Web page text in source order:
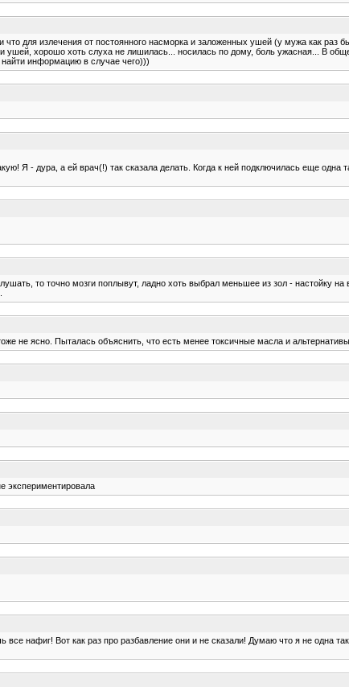
для излечения от постоянного насморка и заложенных ушей (у мужа как раз
ушей, хорошо хоть слуха не лишилась... носилась по дому, боль ужасная... В
найти информацию в случае чего)))
Я - дура, а ей врач(!) так сказала делать. Когда к ней подключилась еще одна
то точно мозги поплывут, ладно хоть выбрал меньшее из зол - настойку
не ясно. Пыталась объяснить, что есть менее токсичные масла и
экспериментировала
нафиг! Вот как раз про разбавление они и не сказали! Думаю что я не одна